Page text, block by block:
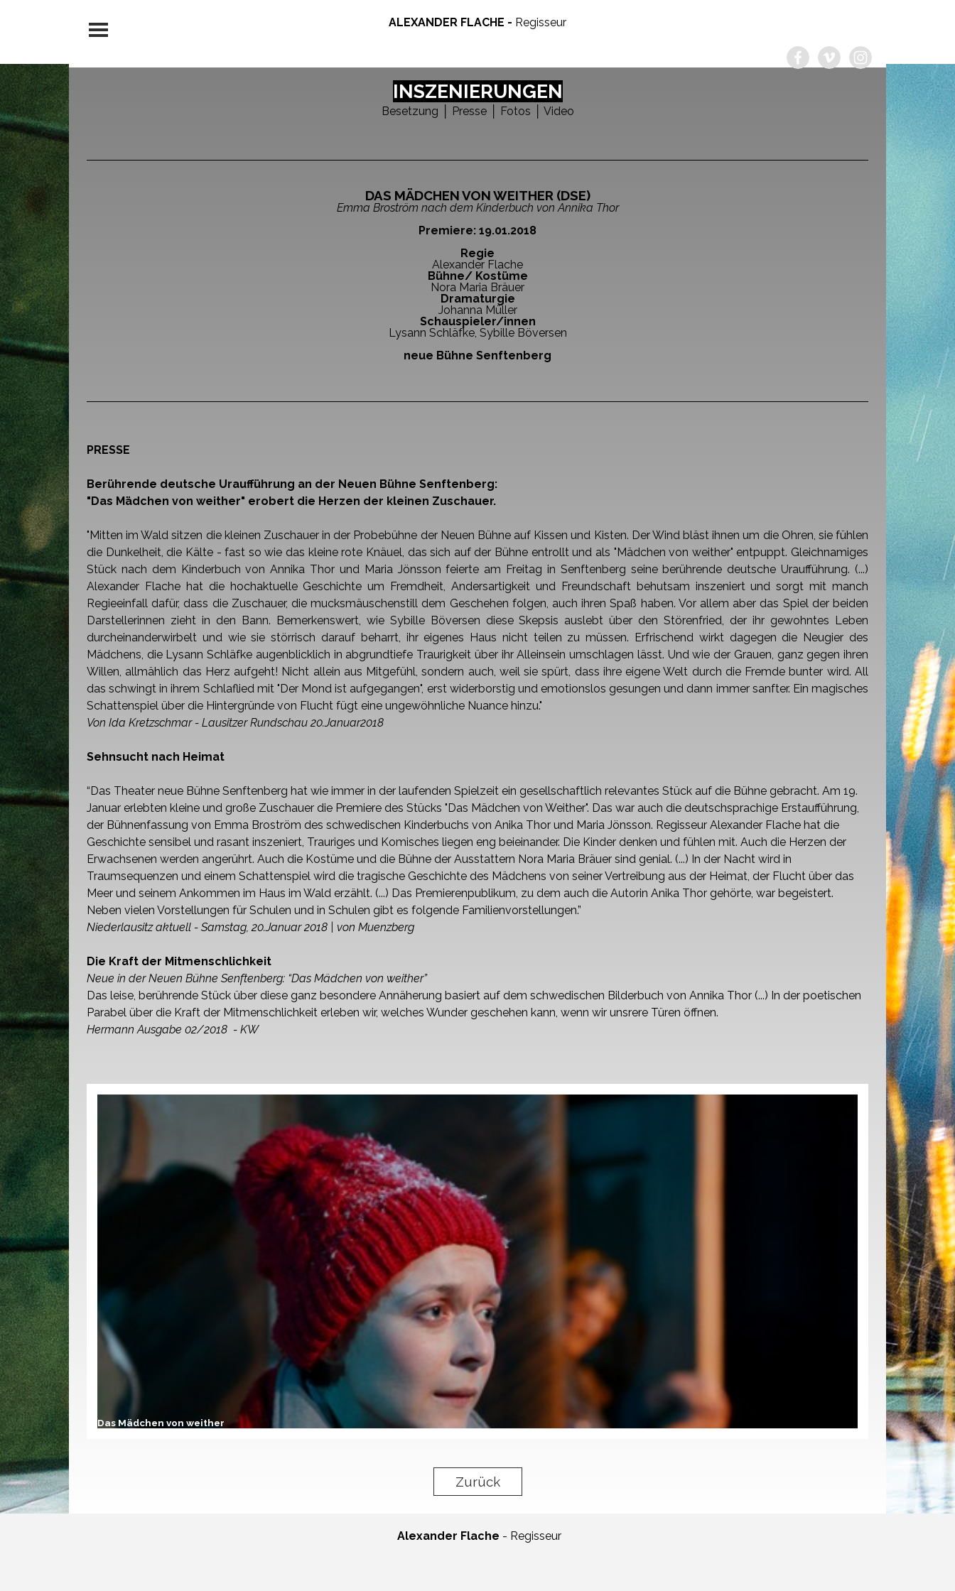
ALEXANDER FLACHE - Regisseur
INSZENIERUNGEN
Besetzung Presse │ Fotos Video
DAS MÄDCHEN VON WEITHER (DSE)
Emma Broström nach dem Kinderbuch von Annika Thor
Premiere: 19.01.2018
Regie
Alexander Flache
Bühne/ Kostüme
Nora Maria Bräuer
Dramaturgie
Johanna Müller
Schauspieler/innen
Lysann Schläfke, Sybille Böversen
neue Bühne Senftenberg
PRESSE
Berührende deutsche Uraufführung an der Neuen Bühne Senftenberg:
"Das Mädchen von weither" erobert die Herzen der kleinen Zuschauer.
"Mitten im Wald sitzen die kleinen Zuschauer in der Probebühne der Neuen Bühne auf Kissen und Kisten. Der Wind bläst ihnen um die Ohren, sie fühlen
die Dunkelheit, die Kälte - fast so wie das kleine rote Knäuel, das sich auf der Bühne entrollt und als "Mädchen von weither" entpuppt. Gleichnamiges
Stück nach dem Kinderbuch von Annika Thor und Maria Jönsson feierte am Freitag in Senftenberg seine berührende deutsche Uraufführung. (...)
Alexander Flache hat die hochaktuelle Geschichte um Fremdheit, Andersartigkeit und Freundschaft behutsam inszeniertund sorgt mit manch
Regieeinfall dafür, dass die Zuschauer, die mucksmäuschenstill dem Geschehen folgen, auch ihren Spaß haben. Vor allem aber das Spiel der beiden
Darstellerinnen zieht in den Bann. Bemerkenswert, wie Sybille Böversen diese Skepsis auslebt über den Störenfried, der ihr gewohntes Leben
durcheinanderwirbelt und wie sie störrisch darauf beharrt, ihr eigenes Haus nicht teilen zu müssen. Erfrischend wirkt dagegen die Neugier des
Mädchens, die Lysann Schläfke augenblicklich in abgrundtiefe Traurigkeit über ihr Alleinsein umschlagen lässt. Und wie der Grauen, ganz gegen ihren
Willen, allmählich das Herz aufgeht! Nicht allein aus Mitgefühl, sondern auch, weil sie spürt, dass ihre eigene Welt durch die Fremde bunter wird. All
das schwingt in ihrem Schlaflied mit "Der Mond ist aufgegangen", erst widerborstig und emotionslos gesungen und dann immer sanfter. Ein magisches
Schattenspiel über die Hintergründe von Flucht fügt eine ungewöhnliche Nuance hinzu."
Von Ida Kretzschmar - Lausitzer Rundschau 20.Januar2018
Sehnsucht nach Heimat
“Das Theater neue Bühne Senftenberg hat wie immer in der laufenden Spielzeit ein gesellschaftlich relevantes Stück auf die Bühne gebracht. Am 19.
Januar erlebten kleine und große Zuschauer die Premiere des Stücks "Das Mädchen von Weither". Das war auch die deutschsprachige Erstaufführung,
der Bühnenfassung von Emma Broström des schwedischen Kinderbuchs von Anika Thor und Maria Jönsson. Regisseur Alexander Flache hat die
Geschichte sensibel und rasant inszeniert, Trauriges und Komisches liegen eng beieinander. Die Kinder denken und fühlen mit. Auch die Herzen der
Erwachsenen werden angerührt. Auch die Kostüme und die Bühne der Ausstattern Nora Maria Bräuer sind genial. (...) In der Nacht wird in
Traumsequenzen und einem Schattenspiel wird die tragische Geschichte des Mädchens von seiner Vertreibung aus der Heimat, der Flucht über das
Meer und seinem Ankommen im Haus im Wald erzählt. (...) Das Premierenpublikum, zu dem auch die Autorin Anika Thor gehörte, war begeistert.
Neben vielen Vorstellungen für Schulen und in Schulen gibt es folgende Familienvorstellungen.”
Niederlausitz aktuell - Samstag, 20.Januar 2018 | von Muenzberg
Die Kraft der Mitmenschlichkeit
Neue in der Neuen Bühne Senftenberg: “Das Mädchen von weither”
Das leise, berührende Stück über diese ganz besondere Annäherung basiert auf dem schwedischen Bilderbuch von Annika Thor (...) In der poetischen
Parabel über die Kraft der Mitmenschlichkeit erleben wir, welches Wunder geschehen kann, wenn wir unsrere Türen öffnen.
Hermann Ausgabe 02/2018 - KW
Das Mädchen von weither
Zurück
Alexander Flache - Regisseur